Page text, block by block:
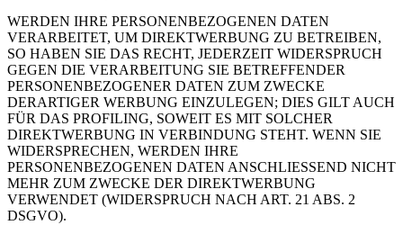
WERDEN IHRE PERSONENBEZOGENEN DATEN
VERARBEITET, UM DIREKTWERBUNG ZU BETREIBEN,
SO HABEN SIE DAS RECHT, JEDERZEIT WIDERSPRUCH
GEGEN DIE VERARBEITUNG SIE BETREFFENDER
PERSONENBEZOGENER DATEN ZUM ZWECKE
DERARTIGER WERBUNG EINZULEGEN; DIES GILT AUCH
FÜR DAS PROFILING, SOWEIT ES MIT SOLCHER
DIREKTWERBUNG IN VERBINDUNG STEHT. WENN SIE
WIDERSPRECHEN, WERDEN IHRE
PERSONENBEZOGENEN DATEN ANSCHLIESSEND NICHT
MEHR ZUM ZWECKE DER DIREKTWERBUNG
VERWENDET (WIDERSPRUCH NACH ART. 21 ABS. 2
DSGVO).